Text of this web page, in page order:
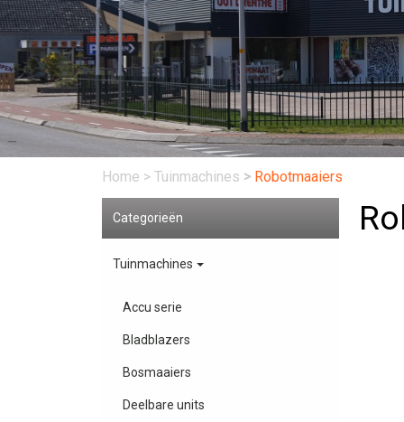
Home >Tuinmachines > Robotmaaiers
Categorieën
Tuinmachines
Accu serie
Bladblazers
Bosmaaiers
Deelbare units